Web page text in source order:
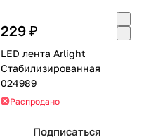
229 ₽
LED лента Arlight
Стабилизированная
024989
Распродано
Подписаться